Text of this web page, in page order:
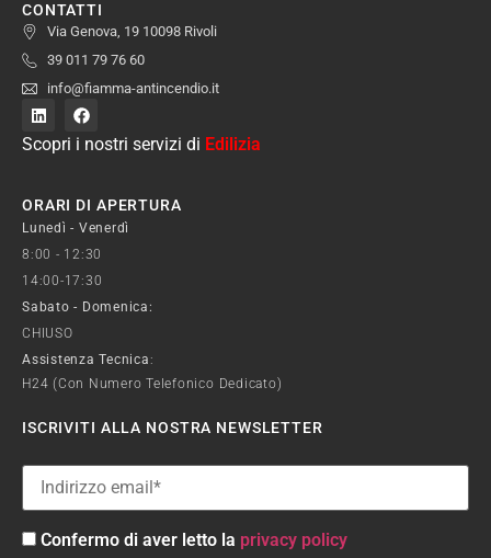
CONTATTI
Via Genova, 19 10098 Rivoli
39 011 79 76 60
info@fiamma-antincendio.it
Scopri i nostri servizi di Edilizia
ORARI DI APERTURA
Lunedì - Venerdì
8:00 - 12:30
14:00-17:30
Sabato - Domenica:
CHIUSO
Assistenza Tecnica:
H24 (con Numero Telefonico Dedicato)
ISCRIVITI ALLA NOSTRA NEWSLETTER
Confermo di aver letto la privacy policy